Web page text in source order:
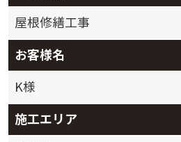
屋根修繕工事
お客様名
K様
施工エリア